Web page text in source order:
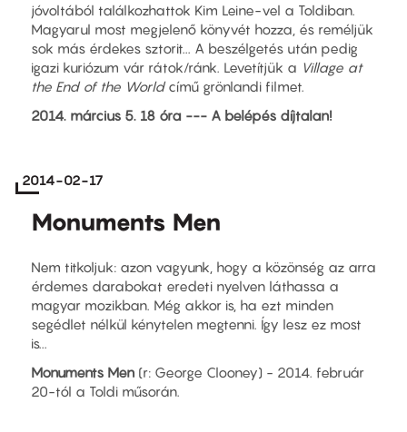
jóvoltából találkozhattok Kim Leine-vel a Toldiban.
Magyarul most megjelenő könyvét hozza, és reméljük
sok más érdekes sztorit... A beszélgetés után pedig
igazi kuriózum vár rátok/ránk. Levetítjük a Village at
the End of the Worldcímű grönlandi filmet.
2014. március 5. 18 óra --- A belépés díjtalan!
2014-02-17
Monuments Men
Nem titkoljuk: azon vagyunk, hogy a közönség az arra
érdemes darabokat eredeti nyelven láthassa a
magyar mozikban. Még akkor is, ha ezt minden
segédlet nélkül kénytelen megtenni. Így lesz ez most
is...
Monuments Men (r: George Clooney) - 2014. február
20-tól a Toldi műsorán.